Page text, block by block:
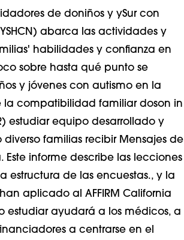
de doniños y ySur con
abarca las actividades y
' habilidades y confianza en
sobre hasta qué punto se
y jóvenes con autismo en la
la compatibilidad familiar doson in
) estudiarequipodesarrollado y
diverso familias recibir Mensajes de
. Este informe describe las lecciones
estructura de las encuestas.,y la
aplicado al AFFIRM California
estudiar ayudará a los médicos, a
a centrarse en el